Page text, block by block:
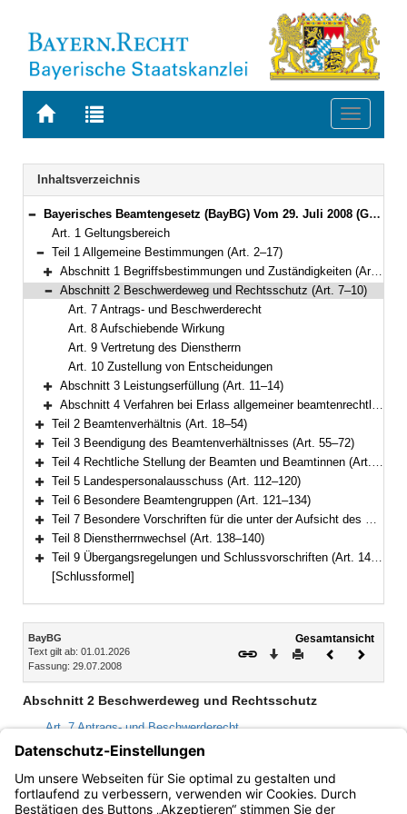
Zur
BAYERN.RECHT
Zur
letzten
Suche
Toggle
Navigation
Inhaltsverzeichnis
Bereich reduzieren
Bayerisches Beamtengesetz (BayBG) Vom 29. Juli 2008 (GVBl. S. 500) BayRS 2030-1-1-F (Art. 1–147)
Art. 1 Geltungsbereich
Bereich reduzieren
Teil 1 Allgemeine Bestimmungen (Art. 2–17)
Bereich erweitern
Abschnitt 1 Begriffsbestimmungen und Zuständigkeiten (Art. 2–6)
Bereich reduzieren
Abschnitt 2 Beschwerdeweg und Rechtsschutz (Art. 7–10)
Art. 7 Antrags- und Beschwerderecht
Art. 8 Aufschiebende Wirkung
Art. 9 Vertretung des Dienstherrn
Art. 10 Zustellung von Entscheidungen
Bereich erweitern
Abschnitt 3 Leistungserfüllung (Art. 11–14)
Bereich erweitern
Abschnitt 4 Verfahren bei Erlass allgemeiner beamtenrechtlicher Regelungen (Art. 15–17)
Bereich erweitern
Teil 2 Beamtenverhältnis (Art. 18–54)
Bereich erweitern
Teil 3 Beendigung des Beamtenverhältnisses (Art. 55–72)
Bereich erweitern
Teil 4 Rechtliche Stellung der Beamten und Beamtinnen (Art. 73–111)
Bereich erweitern
Teil 5 Landespersonalausschuss (Art. 112–120)
Bereich erweitern
Teil 6 Besondere Beamtengruppen (Art. 121–134)
Bereich erweitern
Teil 7 Besondere Vorschriften für die unter der Aufsicht des Staates stehenden Körperschaften, Anstalten und Stiftungen des öffentlichen Rechts (Art. 135–137)
Bereich erweitern
Teil 8 Dienstherrnwechsel (Art. 138–140)
Bereich erweitern
Teil 9 Übergangsregelungen und Schlussvorschriften (Art. 141–147)
[Schlussformel]
Inhalt
BayBG
Text gilt ab: 01.01.2026
Fassung: 29.07.2008
Gesamtansicht
Download
DruckenVorheriges
Abschnitt 2 Beschwerdeweg und Rechtsschutz
Art. 7 Antrags- und Beschwerderecht
Art. 8 Aufschiebende Wirkung
Art. 9 Vertretung des Dienstherrn
Art. 10 Zustellung von Entscheidungen